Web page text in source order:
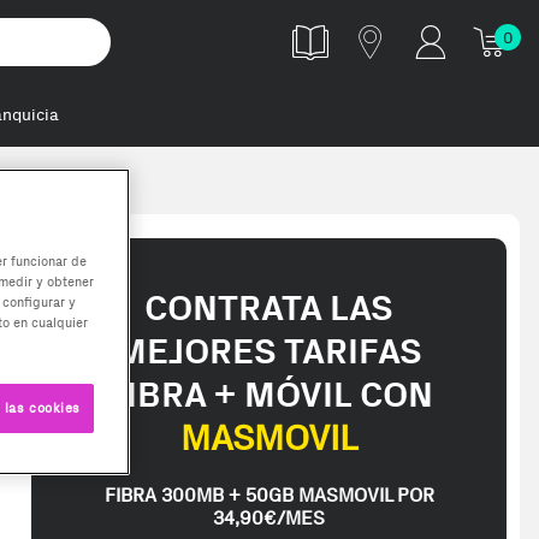
0
CONTRATA LAS
MEJORES TARIFAS
FIBRA + MÓVIL CON
MASMOVIL
FIBRA 300MB + 50GB MASMOVIL POR
34,90€/MES
funcionar de
y obtener
y
en cualquier
cookies